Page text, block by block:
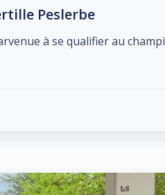
Peslerbe
à se qualifier au